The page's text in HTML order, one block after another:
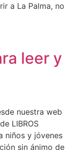
a La Palma, no
leer y
nuestra web
LIBROS
niños y jóvenes
sin ánimo de